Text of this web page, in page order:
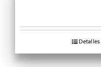
Detalles